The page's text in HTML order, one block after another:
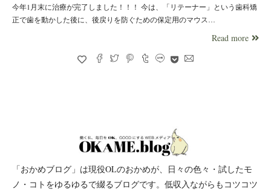
今年1月末に治療が完了しました！！！ 今は、「リテーナー」という歯科矯
正で歯を動かした後に、後戻りを防ぐための保定用のマウス…
Read more
「おかめブログ」は現役OLのおかめが、日々の色々・試したモ
ノ・コトをゆるゆるで綴るブログです。低収入ながらもコツコツ